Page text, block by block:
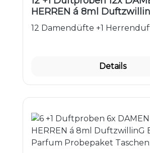
HERREN á 8ml
Parfum Probepaket
Taschenparfüm
12 Damendüfte +1 Herrenduft
Details